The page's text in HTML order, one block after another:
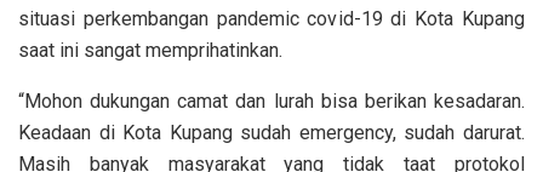
situasi perkembangan pandemic covid-19 di Kota Kupang
saat ini sangat memprihatinkan.
“Mohon dukungan camat dan lurah bisa berikan kesadaran.
Keadaan di Kota Kupang sudah emergency, sudah darurat.
Masih banyak masyarakat yang tidak taat protokol